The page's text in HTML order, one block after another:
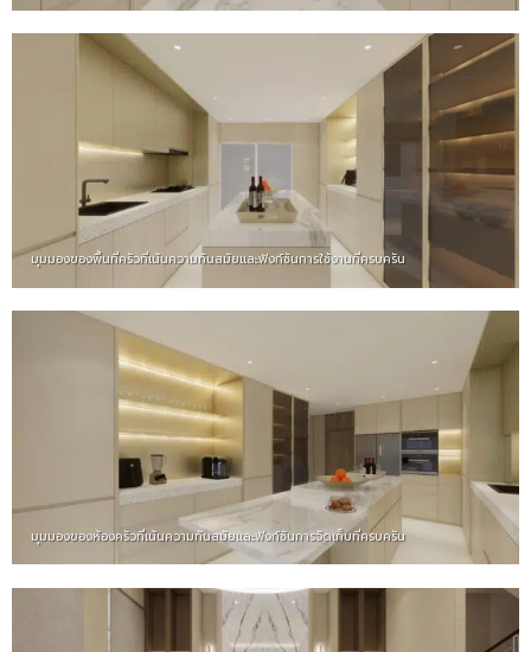
มุมมองของพื้นที่ครัวที่เน้นความทันสมัยและฟังก์ชันการใช้งานที่ครบครัน
มุมมองของห้องครัวที่เน้นความทันสมัยและฟังก์ชันการจัดเก็บที่ครบครัน